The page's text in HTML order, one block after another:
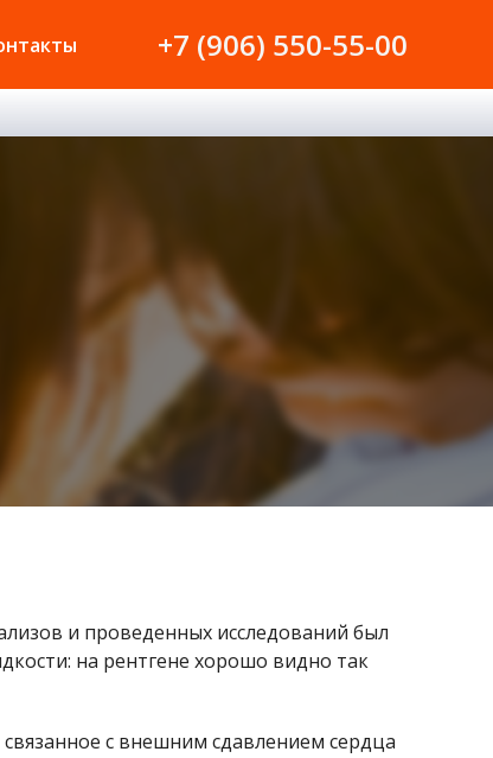
+7 (906) 550-55-00
и проведенных исследований был
на рентгене хорошо видно так
с внешним сдавлением сердца